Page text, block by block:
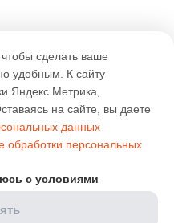
сделать ваше
удобным. К cайту
Яндекс.Метрика,
на сайте, вы даете
данных
обработки персональных
с условиями